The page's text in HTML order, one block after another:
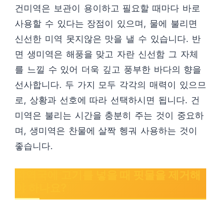
건미역은 보관이 용이하고 필요할 때마다 바로
사용할 수 있다는 장점이 있으며, 물에 불리면
신선한 미역 못지않은 맛을 낼 수 있습니다. 반
면 생미역은 해풍을 맞고 자란 신선함 그 자체
를 느낄 수 있어 더욱 깊고 풍부한 바다의 향을
선사합니다. 두 가지 모두 각각의 매력이 있으므
로, 상황과 선호에 따라 선택하시면 됩니다. 건
미역은 불리는 시간을 충분히 주는 것이 중요하
며, 생미역은 찬물에 살짝 헹궈 사용하는 것이
좋습니다.